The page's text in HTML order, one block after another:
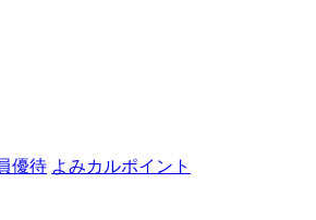
優待 よみカルポイント